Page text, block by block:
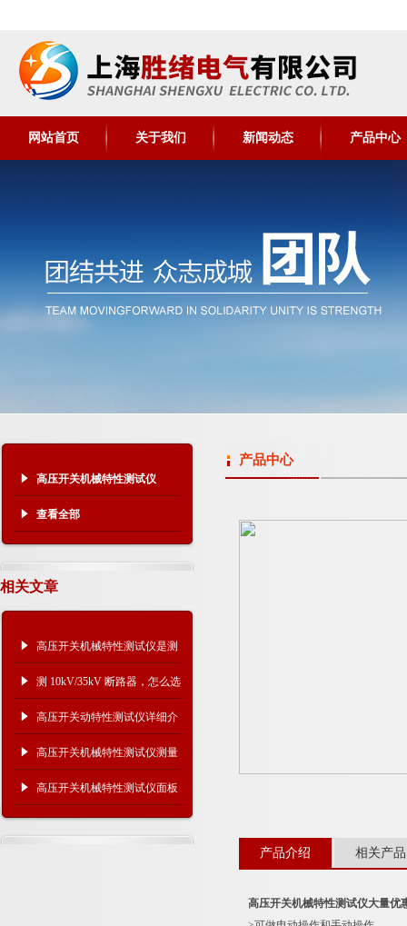
网站首页 关于我们 新闻动态 产品中心
高压开关机械特性测试仪
查看全部
相关文章
高压开关机械特性测试仪是测
什么的？主要作用是什么？
测 10kV/35kV 断路器，怎么选
高压开关机械特性测试仪？
高压开关动特性测试仪详细介
绍
高压开关机械特性测试仪测量
术语解析
高压开关机械特性测试仪面板
示意图
产品中心
产品介绍 相关产品
高压开关机械特性测试仪大量优